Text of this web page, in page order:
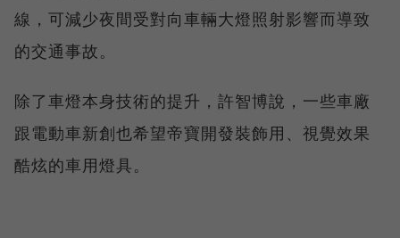
線，可減少夜間受對向車輛大燈照射影響而導致
的交通事故。
除了車燈本身技術的提升，許智博說，一些車廠
跟電動車新創也希望帝寶開發裝飾用、視覺效果
酷炫的車用燈具。